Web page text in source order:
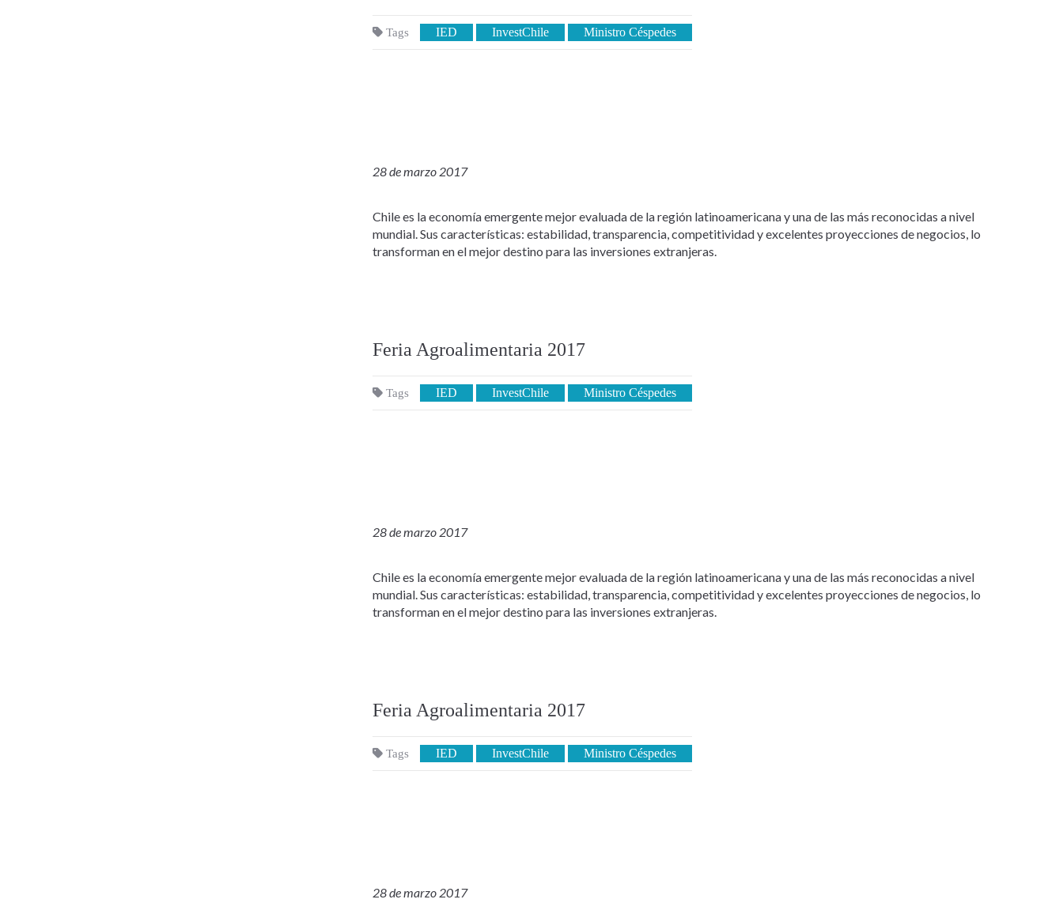
Tags IED InvestChile Ministro Céspedes
28 de marzo 2017
Chile es la economía emergente mejor evaluada de la región latinoamericana y una de las más reconocidas a nivel
mundial. Sus características: estabilidad, transparencia, competitividad y excelentes proyecciones de negocios, lo
transforman en el mejor destino para las inversiones extranjeras.
Feria Agroalimentaria 2017
Tags IED InvestChile Ministro Céspedes
28 de marzo 2017
Chile es la economía emergente mejor evaluada de la región latinoamericana y una de las más reconocidas a nivel
mundial. Sus características: estabilidad, transparencia, competitividad y excelentes proyecciones de negocios, lo
transforman en el mejor destino para las inversiones extranjeras.
Feria Agroalimentaria 2017
Tags IED InvestChile Ministro Céspedes
28 de marzo 2017